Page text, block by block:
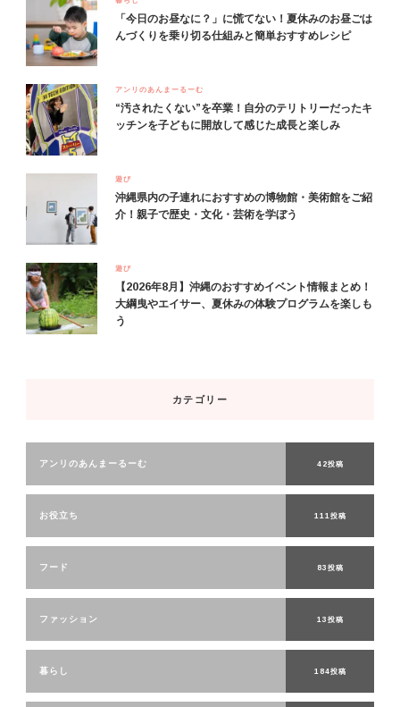
「今日のお昼なに？」に慌てない！夏休みのお昼ごは
んづくりを乗り切る仕組みと簡単おすすめレシピ
アンリのあんまーるーむ
“汚されたくない”を卒業！自分のテリトリーだったキ
ッチンを子どもに開放して感じた成長と楽しみ
遊び
沖縄県内の子連れにおすすめの博物館・美術館をご紹
介！親子で歴史・文化・芸術を学ぼう
遊び
【2026年8月】沖縄のおすすめイベント情報まとめ！
大綱曳やエイサー、夏休みの体験プログラムを楽しも
う
カテゴリー
アンリのあんまーるーむ 42投稿
お役立ち 111投稿
フード 83投稿
ファッション 13投稿
暮らし 184投稿